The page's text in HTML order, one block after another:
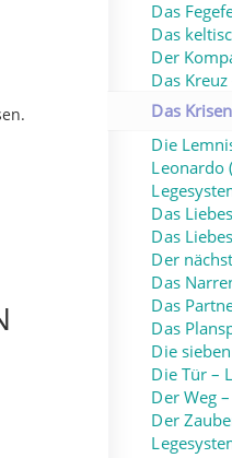
Das
Das
Der
Das
Das
Die
Leonardo
Das
Das
Der
Das
Das
Das
Die
Die Tür –
Der Weg
Der